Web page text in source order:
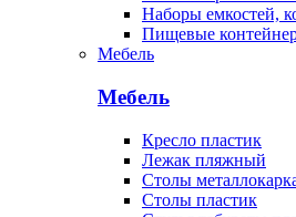
Наборы емкостей,
Пищевые
Мебель
Мебель
Кресло пластик
Лежак пляжный
Столы
Столы пластик